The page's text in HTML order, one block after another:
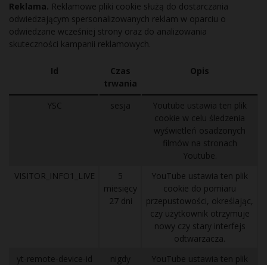
Reklama. Reklamowe pliki cookie służą do dostarczania
odwiedzającym spersonalizowanych reklam w oparciu o
odwiedzane wcześniej strony oraz do analizowania
skuteczności kampanii reklamowych.
Id
Czas
trwania
Opis
YSC sesja
Youtube ustawia ten plik
cookie w celu śledzenia
wyświetleń osadzonych
filmów na stronach
Youtube.
VISITOR_INFO1_LIVE
5
miesięcy
27 dni
YouTube ustawia ten plik
cookie do pomiaru
przepustowości, określając,
czy użytkownik otrzymuje
nowy czy stary interfejs
odtwarzacza.
yt-remote-device-id
nigdy
YouTube ustawia ten plik